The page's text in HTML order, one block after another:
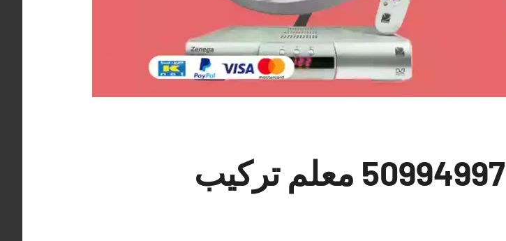
فني ستلايت الجليعة 50994997 معلم تركيب